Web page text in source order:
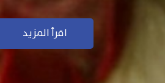
اقرأ المزيد